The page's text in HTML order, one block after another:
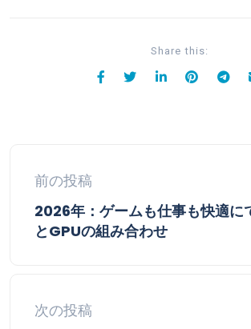
Share this:
前の投稿
2026年：ゲームも仕事も快適に
とGPUの組み合わせ
次の投稿